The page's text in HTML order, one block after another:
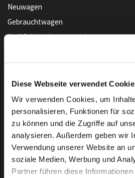
Diese Webseite verwendet
Wir verwenden Cookies, um
personalisieren, Funktionen für
zu können und die Zugriffe auf
analysieren. Außerdem geben wir
Verwendung unserer Website an
soziale Medien, Werbung und
Partner führen diese
Neuwagen
Gebrauchtwagen
Audi Gebrauchtwagen :plus
Online-Terminbuchung
Für Geschäftskunden
Audi Business
BMW Geschäftskunden
Volkswagen Professional Class